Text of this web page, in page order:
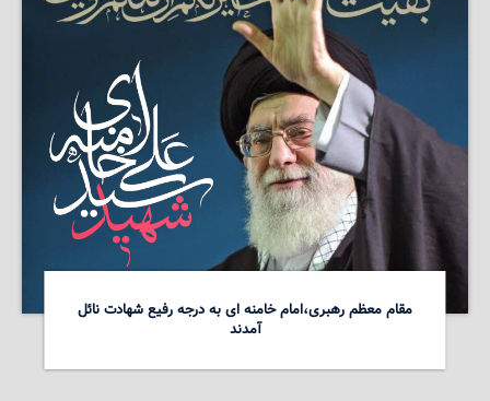
مقام معظم رهبری،امام خامنه ای به درجه رفیع شهادت نائل
آمدند